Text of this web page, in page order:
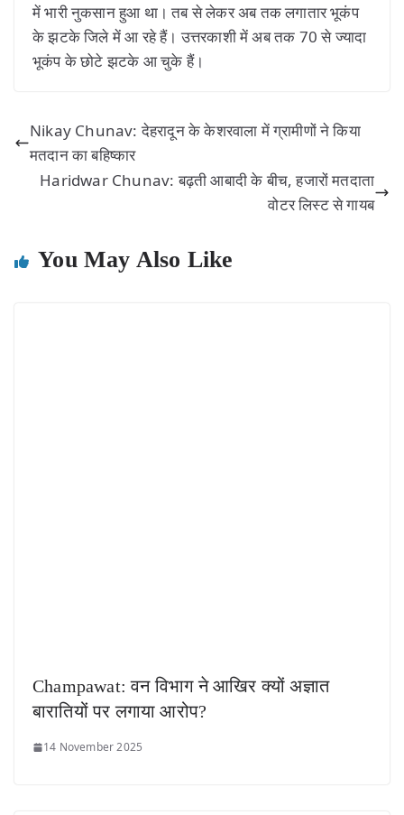
में भारी नुकसान हुआ था। तब से लेकर अब तक लगातार भूकंप
के झटके जिले में आ रहे हैं। उत्तरकाशी में अब तक 70 से ज्यादा
भूकंप के छोटे झटके आ चुके हैं।
Nikay Chunav: देहरादून के केशरवाला में ग्रामीणों ने किया
मतदान का बहिष्कार
Haridwar Chunav: बढ़ती आबादी के बीच, हजारों मतदाता
वोटर लिस्ट से गायब
You May Also Like
Champawat: वन विभाग ने आखिर क्यों अज्ञात
बारातियों पर लगाया आरोप?
14 November 2025